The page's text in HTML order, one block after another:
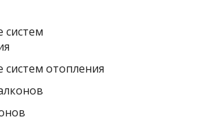
систем
систем отопления